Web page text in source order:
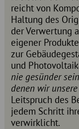
reicht von
Haltung des
der Verwertung
eigener
zur
und
nie gesünder
denen wir
Leitspruch des
jedem Schritt
verwirklicht.